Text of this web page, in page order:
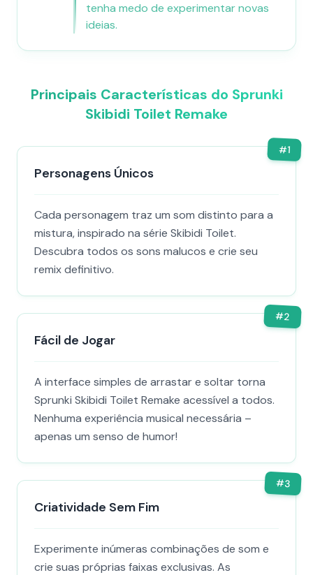
tenha medo de experimentar novas
ideias.
Principais Características do Sprunki
Skibidi Toilet Remake
#1
Personagens Únicos
Cada personagem traz um som distinto para a
mistura, inspirado na série Skibidi Toilet.
Descubra todos os sons malucos e crie seu
remix definitivo.
#2
Fácil de Jogar
A interface simples de arrastar e soltar torna
Sprunki Skibidi Toilet Remake acessível a todos.
Nenhuma experiência musical necessária –
apenas um senso de humor!
#3
Criatividade Sem Fim
Experimente inúmeras combinações de som e
crie suas próprias faixas exclusivas. As